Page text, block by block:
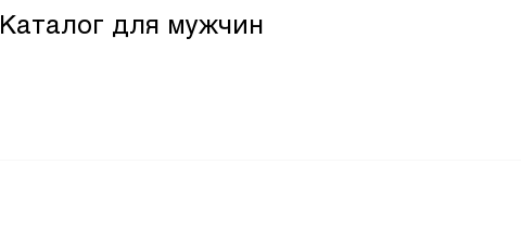
Каталог для мужчин